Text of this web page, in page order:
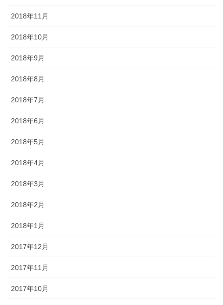
2018年11月
2018年10月
2018年9月
2018年8月
2018年7月
2018年6月
2018年5月
2018年4月
2018年3月
2018年2月
2018年1月
2017年12月
2017年11月
2017年10月